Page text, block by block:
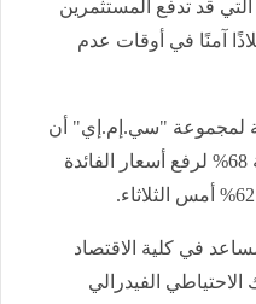
التي قد تدفع المستثمرين
آمنًا في أوقات عدم
لمجموعة "سي.إم.إي" أن
الأسواق باتت تتوقع احتمالاً بنسبة 68% لرفع أسعار الفائدة
في كلية الاقتصاد
الفيدرالي